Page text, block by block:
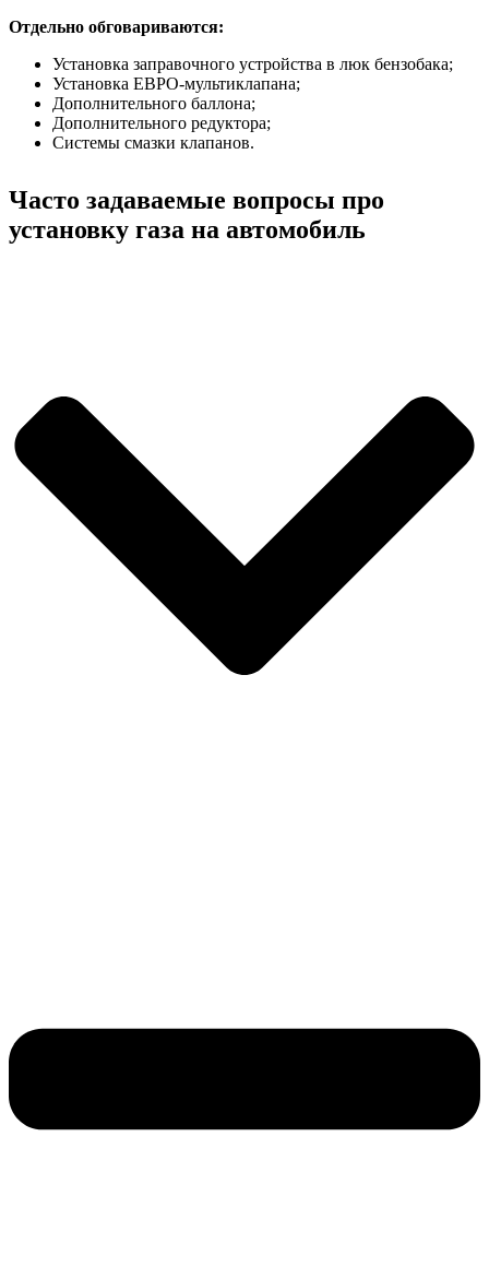
Отдельно обговариваются:
Установка заправочного устройства в люк бензобака;
Установка ЕВРО-мультиклапана;
Дополнительного баллона;
Дополнительного редуктора;
Системы смазки клапанов.
Часто задаваемые вопросы про
установку газа на автомобиль